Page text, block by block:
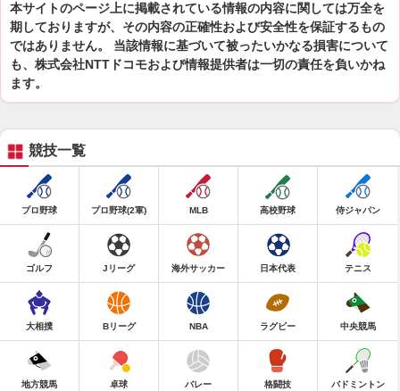
本サイトのページ上に掲載されている情報の内容に関しては万全を
期しておりますが、その内容の正確性および安全性を保証するもの
ではありません。 当該情報に基づいて被ったいかなる損害について
も、株式会社NTTドコモおよび情報提供者は一切の責任を負いかね
ます。
競技一覧
プロ野球 プロ野球(2軍) MLB 高校野球 侍ジャパン
ゴルフ Jリーグ 海外サッカー 日本代表 テニス
大相撲 Bリーグ NBA ラグビー 中央競馬
地方競馬 卓球 バレー 格闘技 バドミントン